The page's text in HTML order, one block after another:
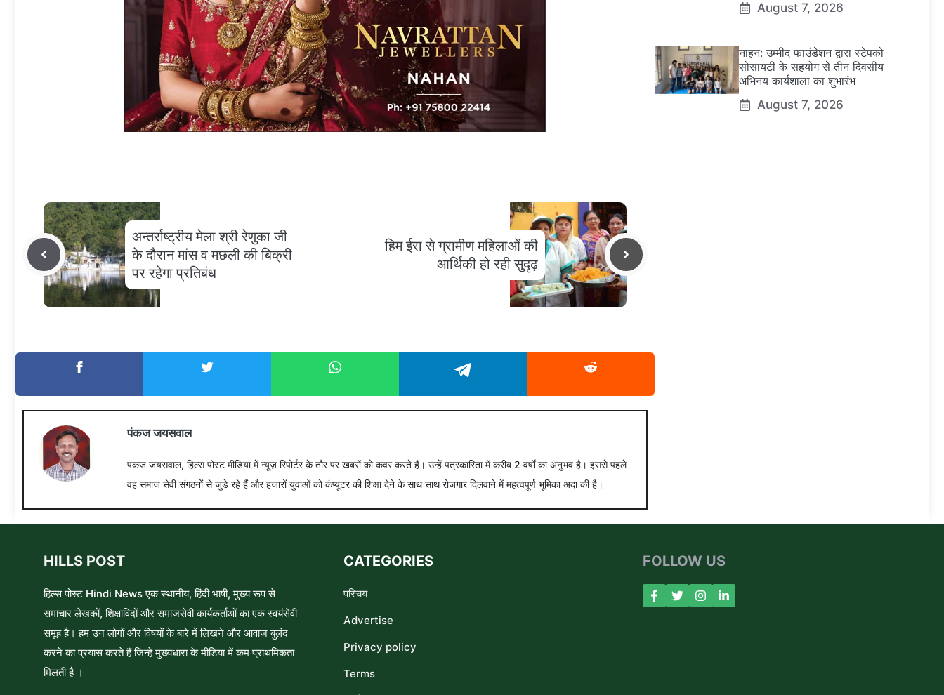
अन्तर्राष्ट्रीय मेला श्री रेणुका जी
के दौरान मांस व मछली की बिक्री
पर रहेगा प्रतिबंध
हिम ईरा से ग्रामीण महिलाओं की
आर्थिकी हो रही सुदृढ़
पंकज जयसवाल
पंकज जयसवाल, हिल्स पोस्ट मीडिया में न्यूज़ रिपोर्टर के तौर पर खबरों को कवर करते हैं। उन्हें पत्रकारिता में करीब 2 वर्षों का अनुभव है। इससे पहले
वह समाज सेवी संगठनों से जुड़े रहे हैं और हजारों युवाओं को कंप्यूटर की शिक्षा देने के साथ साथ रोजगार दिलवाने में महत्वपूर्ण भूमिका अदा की है।
August 7, 2026
नाहन: उम्मीद फाउंडेशन द्वारा स्टेपको
सोसायटी के सहयोग से तीन दिवसीय
अभिनय कार्यशाला का शुभारंभ
August 7, 2026
HILLS POST
हिल्स पोस्ट Hindi News एक स्थानीय, हिंदी भाषी, मुख्य रूप से
समाचार लेखकों, शिक्षाविदों और समाजसेवी कार्यकर्ताओं का एक स्वयंसेवी
समूह है। हम उन लोगों और विषयों के बारे में लिखने और आवाज़ बुलंद
करने का प्रयास करते हैं जिन्हे मुख्यधारा के मीडिया में कम प्राथमिकता
मिलती है ।
CATEGORIES
परिचय
Advertise
Privacy policy
Terms
FOLLOW US